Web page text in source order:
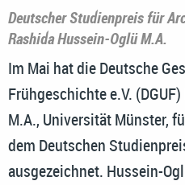
Deutscher Studienpreis für
Rashida Hussein-Oglü M.A.
Im Mai hat die Deutsche
Frühgeschichte e.V.
M.A., Universität Münster,
dem Deutschen
ausgezeichnet. Hussein-